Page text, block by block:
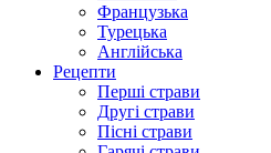
Французька
Турецька
Англійська
Рецепти
Перші страви
Другі страви
Пісні страви